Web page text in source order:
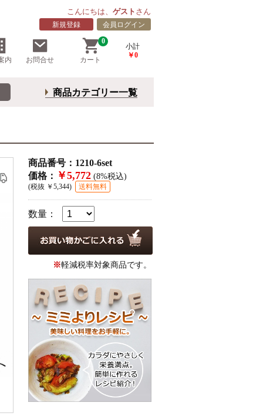
こんにちは、 ゲスト さん
新規登録
会員ログイン
内 お問合せ
0
カート
小計
￥0
商品カテゴリー一覧
商品番号：1210-6set
価格： ￥5,772 (8%税込)
(税抜 ￥5,344) 送料無料
数量：
※軽減税率対象商品です。